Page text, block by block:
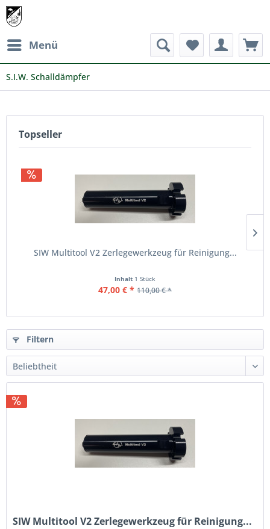
Menü
S.I.W. Schalldämpfer
Topseller
SIW Multitool V2 Zerlegewerkzeug für Reinigung...
Inhalt 1 Stück
47,00 € * 110,00 € *
Filtern
SIW Multitool V2 Zerlegewerkzeug für Reinigung...